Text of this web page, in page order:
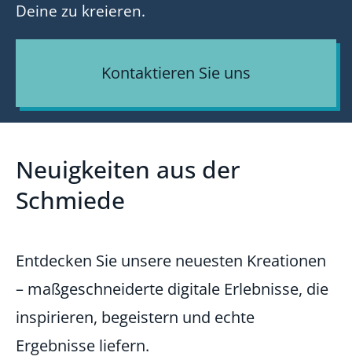
Deine zu kreieren.
Kontaktieren Sie uns
Neuigkeiten aus der
Schmiede
Entdecken Sie unsere neuesten Kreationen
– maßgeschneiderte digitale Erlebnisse, die
inspirieren, begeistern und echte
Ergebnisse liefern.